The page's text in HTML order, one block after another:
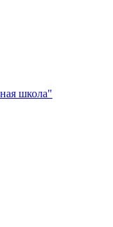
школа"